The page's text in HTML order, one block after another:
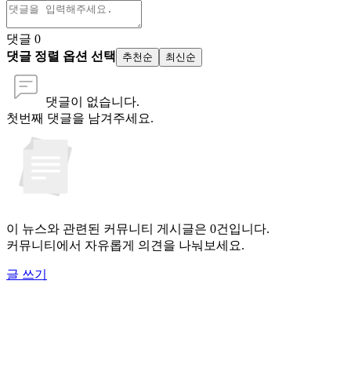
댓글 0
댓글 정렬 옵션 선택
추천순 최신순
댓글이 없습니다.
첫번째 댓글을 남겨주세요.
이 뉴스와 관련된 커뮤니티 게시글은 0건입니다.
커뮤니티에서 자유롭게 의견을 나눠보세요.
글 쓰기